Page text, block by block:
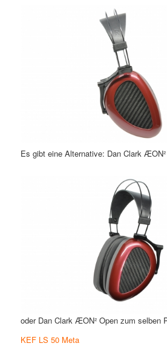
Es gibt eine Alternative: Dan Clark
oder Dan Clark ÆON² Open zum selben
KEF LS 50 Meta